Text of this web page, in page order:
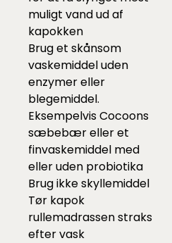
muligt vand ud af
kapokken
Brug et skånsom
vaskemiddel uden
enzymer eller
blegemiddel.
Eksempelvis Cocoons
sæbebæreller et
finvaskemiddel med
eller uden probiotika
Brug ikke skyllemiddel
Tør kapok
rullemadrassen straks
efter vask